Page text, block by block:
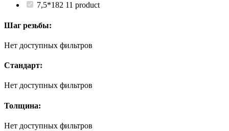
7,5*182 11 product
Шаг резьбы:
Нет доступных фильтров
Стандарт:
Нет доступных фильтров
Толщина:
Нет доступных фильтров